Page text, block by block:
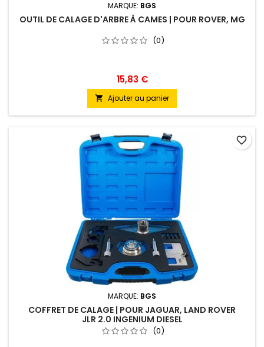
MARQUE: BGS
OUTIL DE CALAGE D'ARBRE À CAMES | POUR ROVER, MG
(0)
15,83 €
 Ajouter au panier
MARQUE: BGS
COFFRET DE CALAGE | POUR JAGUAR, LAND ROVER
JLR 2.0 INGENIUM DIESEL
(0)
favorite_border